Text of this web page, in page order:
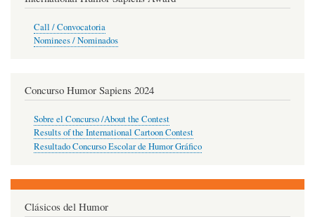
Call / Convocatoria
Nominees / Nominados
Concurso Humor Sapiens 2024
Sobre el Concurso /About the Contest
Results of the International Cartoon Contest
Resultado Concurso Escolar de Humor Gráfico
Clásicos del Humor